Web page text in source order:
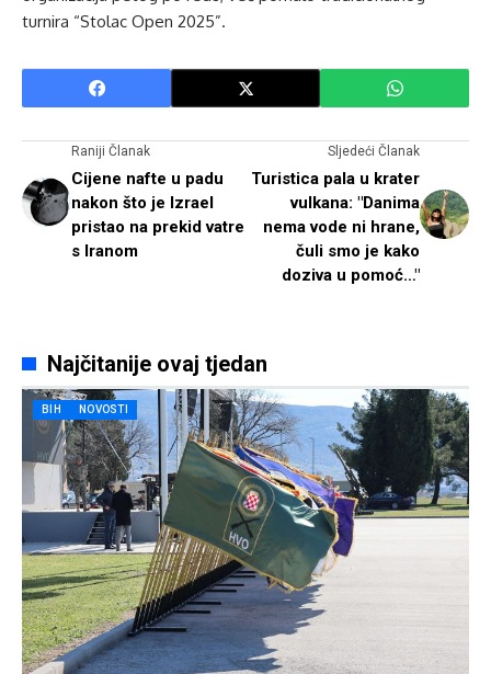
turnira “Stolac Open 2025”.
Raniji Članak
Cijene nafte u padu
nakon što je Izrael
pristao na prekid vatre
s Iranom
Sljedeći Članak
Turistica pala u krater
vulkana: "Danima
nema vode ni hrane,
čuli smo je kako
doziva u pomoć…"
Najčitanije ovaj tjedan
BIH NOVOSTI